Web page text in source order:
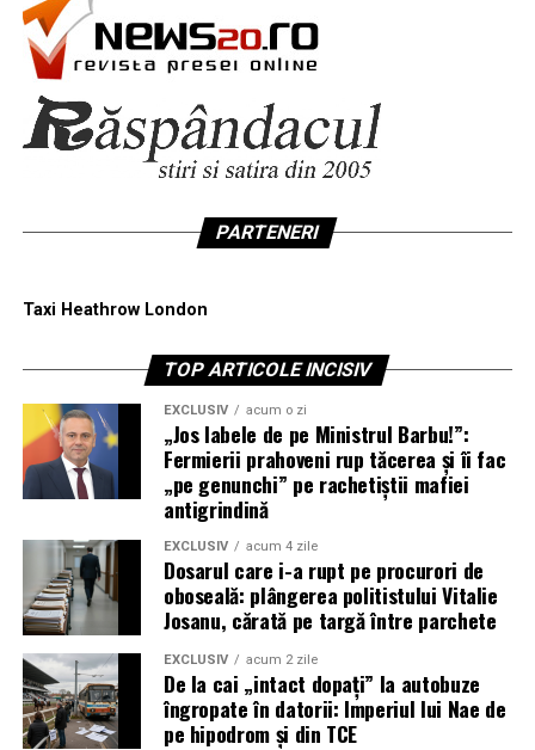
PARTENERI
Taxi Heathrow London
TOP ARTICOLE INCISIV
EXCLUSIV acum o zi
„Jos labele de pe Ministrul Barbu!”:
Fermierii prahoveni rup tăcerea și îi fac
„pe genunchi” pe rachetiștii mafiei
antigrindină
EXCLUSIV acum 4 zile
Dosarul care i-a rupt pe procurori de
oboseală: plângerea politistului Vitalie
Josanu, cărată pe targă între parchete
EXCLUSIV acum 2 zile
De la cai „intact dopați” la autobuze
îngropate în datorii: Imperiul lui Nae de
pe hipodrom și din TCE